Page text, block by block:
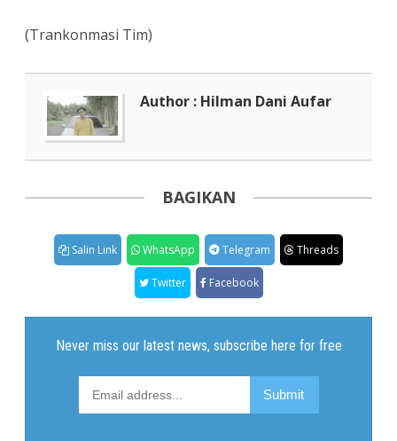
(Trankonmasi Tim)
Author : Hilman Dani Aufar
BAGIKAN
Salin Link WhatsApp Telegram Threads
Twitter Facebook